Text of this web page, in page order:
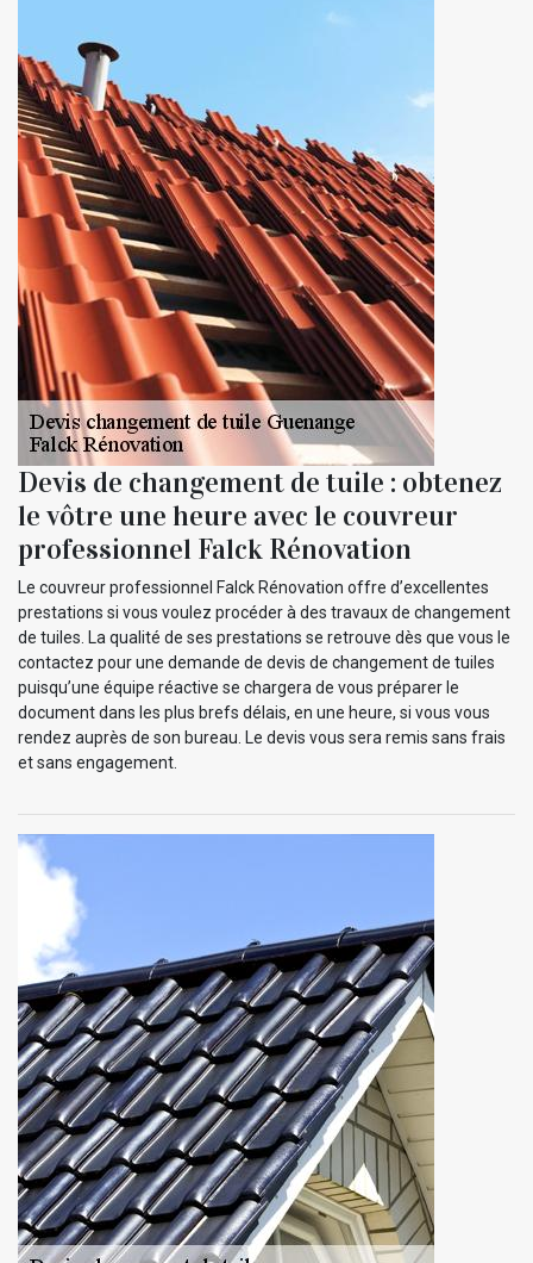
Devis de changement de tuile : obtenez
le vôtre une heure avec le couvreur
professionnel Falck Rénovation
Le couvreur professionnel Falck Rénovation offre d’excellentes
prestations si vous voulez procéder à des travaux de changement
de tuiles. La qualité de ses prestations se retrouve dès que vous le
contactez pour une demande de devis de changement de tuiles
puisqu’une équipe réactive se chargera de vous préparer le
document dans les plus brefs délais, en une heure, si vous vous
rendez auprès de son bureau. Le devis vous sera remis sans frais
et sans engagement.